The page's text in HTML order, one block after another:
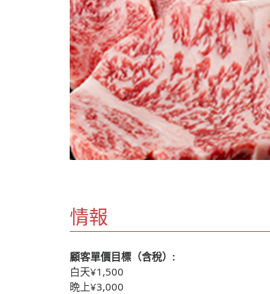
情報
顧客單價目標（含稅）:
白天¥1,500
晩上¥3,000